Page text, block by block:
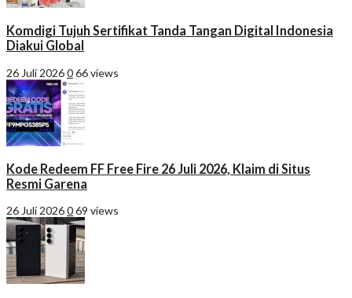
Komdigi Tujuh Sertifikat Tanda Tangan Digital Indonesia
Diakui Global
26 Juli 2026066 views
Kode Redeem FF Free Fire 26 Juli 2026, Klaim di Situs
Resmi Garena
26 Juli 2026069 views